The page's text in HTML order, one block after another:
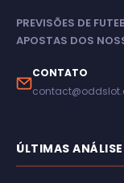
PREVISÕES DE
APOSTAS DOS
CONTATO
ÚLTIMAS